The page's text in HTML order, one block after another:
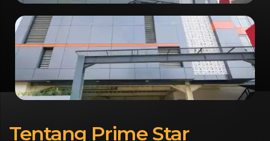
Tentang Prime Star